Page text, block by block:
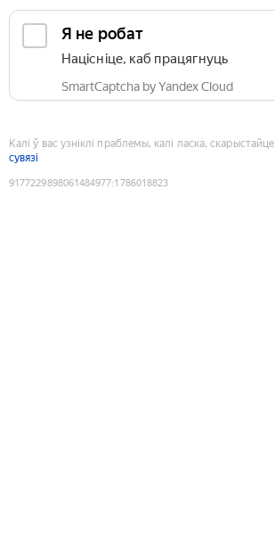
Я не робат
Націсніце, каб працягнуць
SmartCaptcha by Yandex Cloud
Калі ў вас узніклі праблемы, калі ласка, скарыстайце
сувязі
9177229898061484977:1786018823